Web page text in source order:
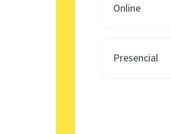
Online
Presencial